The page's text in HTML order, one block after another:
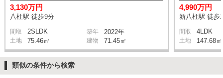
3,130万円
八柱駅 徒歩9分
間取 2SLDK 築年 2022年
土地 75.46㎡ 建物 71.45㎡
4,990万円
新八柱駅 徒歩
間取 4LDK
土地 147.68㎡
類似の条件から検索